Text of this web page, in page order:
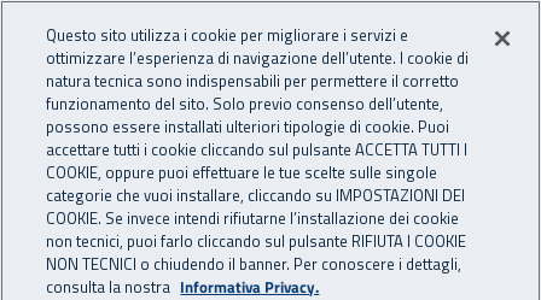
INAIL - Istituto Nazionale
Apri cerca
Navigazione principale
Navigazione - Ti trovi in:
Home Inail comunica News
09 maggio 2025
Questo sito utilizza i cookie per migliorare i servizi e
ottimizzare l’esperienza di navigazione dell’utente. I cookie di
natura tecnica sono indispensabili per permettere il corretto
funzionamento del sito. Solo previo consenso dell’utente,
possono essere installati ulteriori tipologie di cookie. Puoi
accettare tutti i cookie cliccando sul pulsante ACCETTA TUTTI I
COOKIE, oppure puoi effettuare le tue scelte sulle singole
categorie che vuoi installare, cliccando su IMPOSTAZIONI DEI
COOKIE. Se invece intendi rifiutarne l’installazione dei cookie
non tecnici, puoi farlo cliccando sul pulsante RIFIUTA I COOKIE
NON TECNICI o chiudendo il banner. Per conoscere i dettagli,
consulta la nostra Informativa Privacy.